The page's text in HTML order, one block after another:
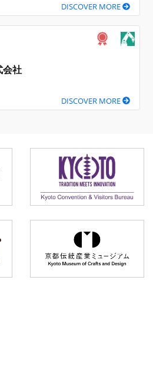
DISCOVER MORE
会社
DISCOVER MORE